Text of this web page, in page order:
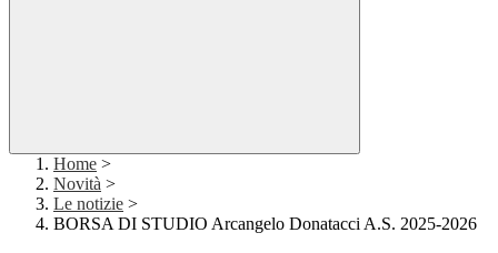
Home >
Novità >
Le notizie >
BORSA DI STUDIO Arcangelo Donatacci A.S. 2025-2026